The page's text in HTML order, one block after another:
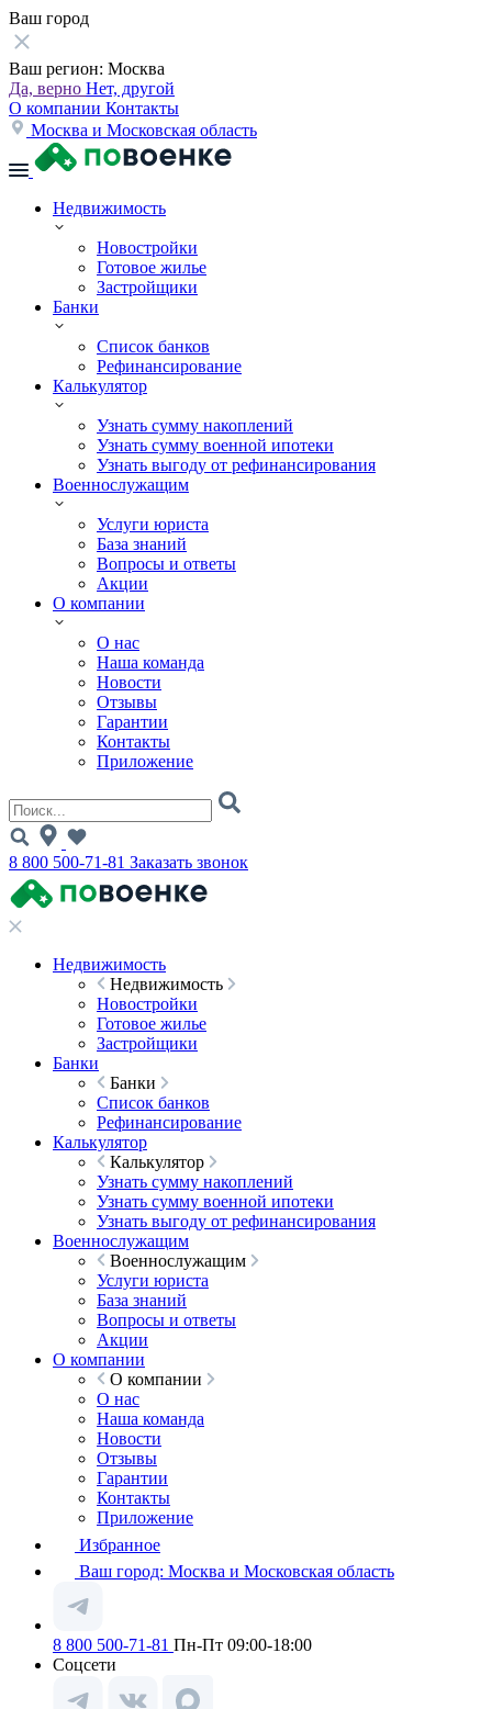
Ваш город
Ваш регион: Москва
Да, верно Нет, другой
О компании Контакты
Москва и Московская область
Недвижимость
Новостройки
Готовое жилье
Застройщики
Банки
Список банков
Рефинансирование
Калькулятор
Узнать сумму накоплений
Узнать сумму военной ипотеки
Узнать выгоду от рефинансирования
Военнослужащим
Услуги юриста
База знаний
Вопросы и ответы
Акции
О компании
О нас
Наша команда
Новости
Отзывы
Гарантии
Контакты
Приложение
8 800 500-71-81 Заказать звонок
Недвижимость
Недвижимость
Новостройки
Готовое жилье
Застройщики
Банки
Банки
Список банков
Рефинансирование
Калькулятор
Калькулятор
Узнать сумму накоплений
Узнать сумму военной ипотеки
Узнать выгоду от рефинансирования
Военнослужащим
Военнослужащим
Услуги юриста
База знаний
Вопросы и ответы
Акции
О компании
О компании
О нас
Наша команда
Новости
Отзывы
Гарантии
Контакты
Приложение
Избранное
Ваш город: Москва и Московская область
8 800 500-71-81 Пн-Пт 09:00-18:00
Соцсети